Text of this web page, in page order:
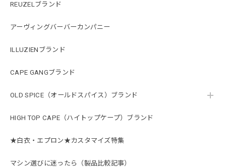
REUZELブランド
アーヴィングバーバーカンパニー
ILLUZIENブランド
CAPE GANGブランド
OLD SPICE（オールドスパイス）ブランド
HIGH TOP CAPE（ハイトップケープ）ブランド
★白衣・エプロン★カスタマイズ特集
マシン選びに迷ったら（製品比較記事）